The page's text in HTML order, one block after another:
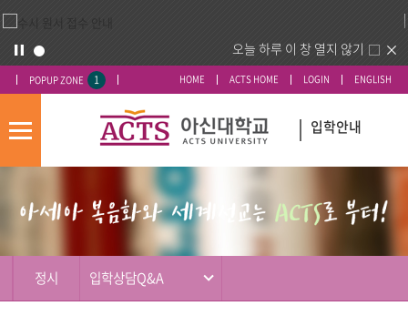
오늘 하루 이 창 열지 않기
POPUP ZONE 1 HOME ACTS HOME LOGIN ENGLISH
모
뉴
입학안내
정시 입학상담Q&A